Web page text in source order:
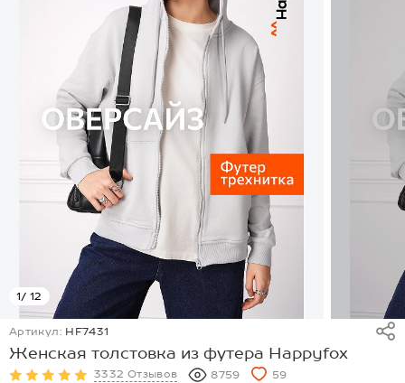
1/ 12
Артикул: HF7431
Женская толстовка из футера Happyfox
3332 Отзывов 8759 59